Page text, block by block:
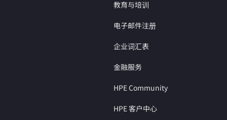
教育与培训
电子邮件注册
企业词汇表
金融服务
HPE Community
HPE 客户中心